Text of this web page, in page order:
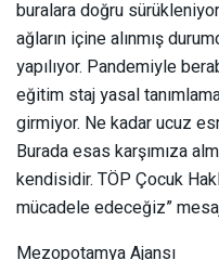
buralara doğru
ağların içine alınmış
yapılıyor. Pandemiyle
eğitim staj yasal
girmiyor. Ne kadar ucuz
Burada esas karşımıza
kendisidir. TÖP Çocuk
mücadele edeceğiz”
Mezopotamya Ajansı